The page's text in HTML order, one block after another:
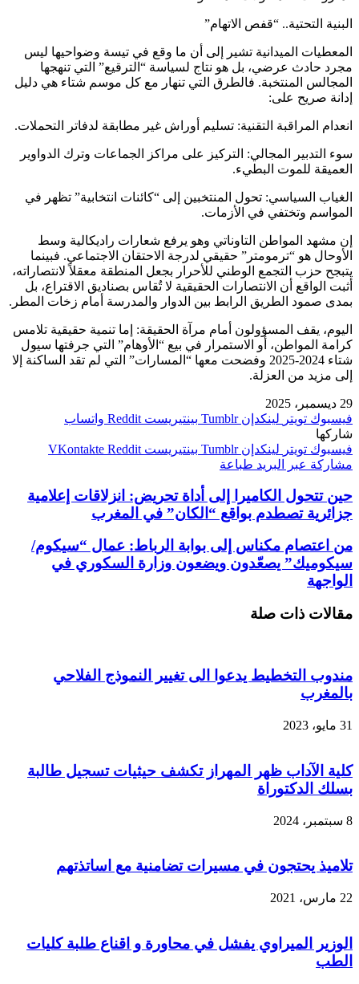
البنية التحتية.. “قفص الاتهام”
المعطيات الميدانية تشير إلى أن ما وقع في تيسة وضواحيها ليس
مجرد حادث عرضي، بل هو نتاج لسياسة “الترقيع” التي تنهجها
المجالس المنتخبة. فالطرق التي تنهار مع كل موسم شتاء هي دليل
إدانة صريح على:
انعدام المراقبة التقنية: تسليم أوراش غير مطابقة لدفاتر التحملات.
سوء التدبير المجالي: التركيز على مراكز الجماعات وترك الدواوير
العميقة للموت البطيء.
الغياب السياسي: تحول المنتخبين إلى “كائنات انتخابية” تظهر في
المواسم وتختفي في الأزمات.
إن مشهد المواطن التاوناتي وهو يرفع شعارات راديكالية وسط
الأوحال هو “ترمومتر” حقيقي لدرجة الاحتقان الاجتماعي. فبينما
يتبجح حزب التجمع الوطني للأحرار بجعل المنطقة معقلاً لانتصاراته،
أثبت الواقع أن الانتصارات الحقيقية لا تُقاس بصناديق الاقتراع، بل
بمدى صمود الطريق الرابط بين الدوار والمدرسة أمام زخات المطر.
اليوم، يقف المسؤولون أمام مرآة الحقيقة: إما تنمية حقيقية تلامس
كرامة المواطن، أو الاستمرار في بيع “الأوهام” التي جرفتها سيول
شتاء 2024-2025 وفضحت معها “المسارات” التي لم تقد الساكنة إلا
إلى مزيد من العزلة.
29 ديسمبر، 2025
فيسبوك تويتر لينكدإن بينتيريست
واتساب
شاركها
فيسبوك تويتر لينكدإن بينتيريست
مشاركة عبر البريد طباعة
حين تتحول الكاميرا إلى أداة تحريض: انزلاقات إعلامية
جزائرية تصطدم بواقع “الكان” في المغرب
من اعتصام مكناس إلى بوابة الرباط: عمال “سيكوم/
سيكوميك” يصعّدون ويضعون وزارة السكوري في
الواجهة
مقالات ذات صلة
مندوب التخطيط يدعوا الى تغيير النموذج الفلاحي
بالمغرب
31 مايو، 2023
كلية الآداب ظهر المهراز تكشف حيثيات تسجيل طالبة
بسلك الدكتوراة
8 سبتمبر، 2024
تلاميذ يحتجون في مسيرات تضامنية مع اساتذتهم
22 مارس، 2021
الوزير الميراوي يفشل في محاورة و اقناع طلبة كليات
الطب